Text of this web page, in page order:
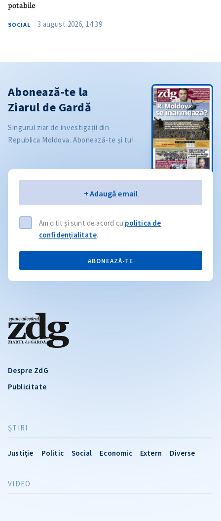
potabile
SOCIAL 3 august 2026, 14:39
Despre ZdG
Publicitate
ŞTIRI
Justiție Politic Social Economic Extern Diverse
VIDEO
Abonează-te la
Ziarul de Gardă
Singurul ziar de investigații din
Republica Moldova. Abonează-te și tu!
+ Adaugă email
Am citit și sunt de acord cu politica de
confidențialitate.
ABONEAZĂ-TE